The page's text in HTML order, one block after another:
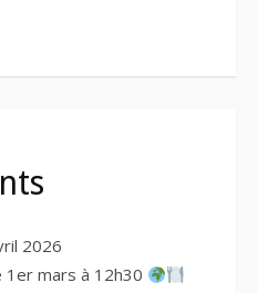
2026
1er mars à 12h30